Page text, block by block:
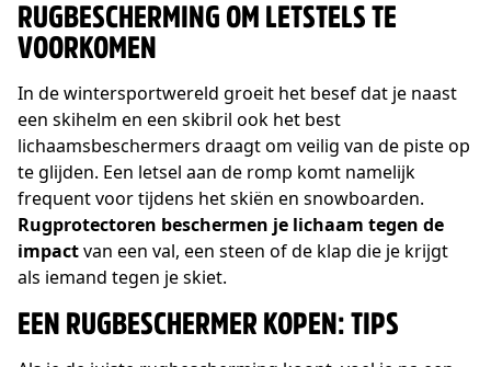
RUGBESCHERMING OM LETSTELS TE
VOORKOMEN
In de wintersportwereld groeit het besef dat je naast
een skihelm en een skibril ook het best
lichaamsbeschermers draagt om veilig van de piste op
te glijden. Een letsel aan de romp komt namelijk
frequent voor tijdens het skiën en snowboarden.
Rugprotectoren beschermen je lichaam tegen de
impactvan een val, een steen of de klap die je krijgt
als iemand tegen je skiet.
EEN RUGBESCHERMER KOPEN: TIPS